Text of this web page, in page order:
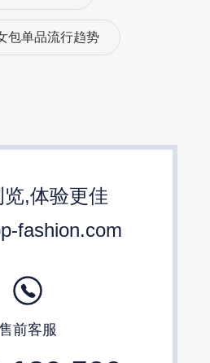
包单品流行趋势
览,体验更佳
fashion.com
前客服